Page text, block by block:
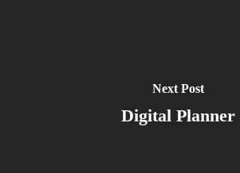
Next Post
Digital Planner